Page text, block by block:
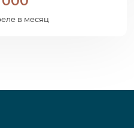
в месяц